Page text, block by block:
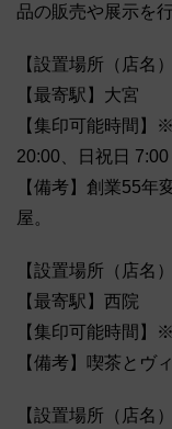
品の販売や展示を
【設置場所（店名
【最寄駅】大宮
【集印可能時間
20:00、日祝日
【備考】創業55年
屋。
【設置場所（店名
【最寄駅】西院
【集印可能時間
【備考】喫茶とヴ
【設置場所（店名